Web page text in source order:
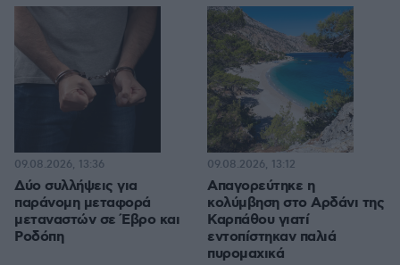
Δύο συλλήψεις για
παράνομη μεταφορά
μεταναστών σε Έβρο και
Ροδόπη
09.08.2026, 13:36
Απαγορεύτηκε η
κολύμβηση στο Αρδάνι της
Καρπάθου γιατί
εντοπίστηκαν παλιά
πυρομαχικά
09.08.2026, 13:12